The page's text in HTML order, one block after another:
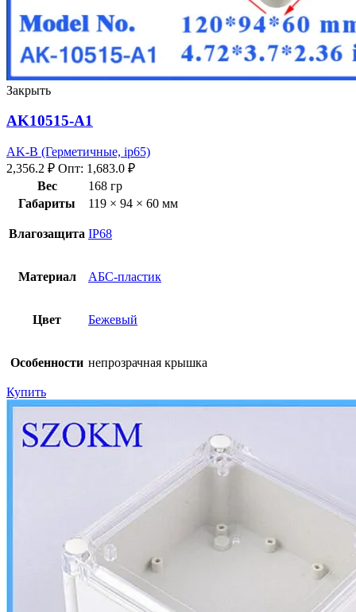
Закрыть
AK10515-A1
AK-B (Герметичные, ip65)
2,356.2 ₽ Опт: 1,683.0 ₽
Вес
168 гр
Габариты
119 × 94 × 60 мм
Влагозащита IP68
Материал АБС-пластик
Цвет Бежевый
Особенности непрозрачная крышка
Купить